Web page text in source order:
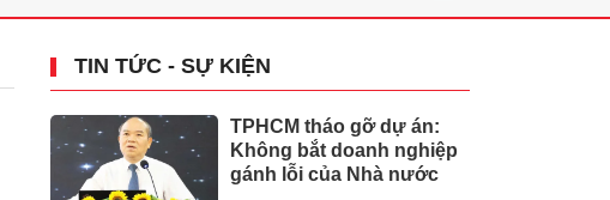
TIN TỨC - SỰ KIỆN
TPHCM tháo gỡ dự án:
Không bắt doanh nghiệp
gánh lỗi của Nhà nước